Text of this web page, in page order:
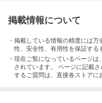
掲載情報について
・掲載している情報の精度には
性、安全性、有用性を保証する
・現在ご覧になっているページは
されています。 ページに記載
するご質問は、直接各ストアに